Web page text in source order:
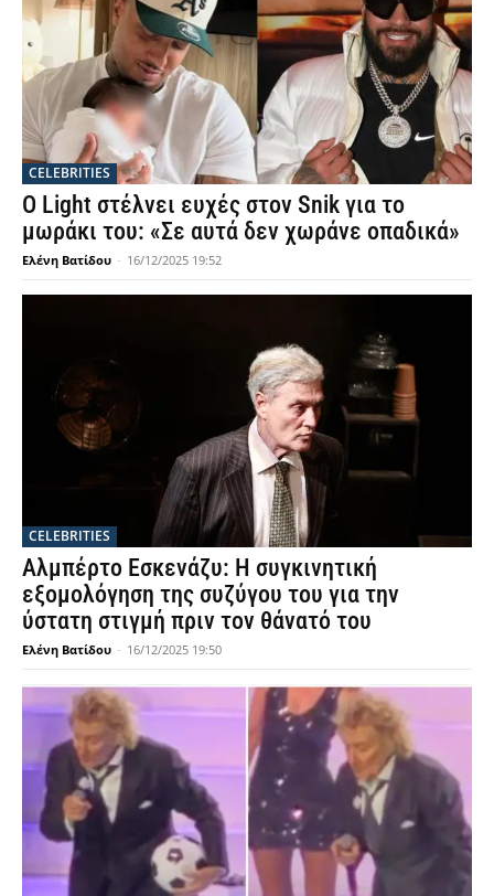
CELEBRITIES
Ο Light στέλνει ευχές στον Snik για το
μωράκι του: «Σε αυτά δεν χωράνε οπαδικά»
Ελένη Βατίδου - 16/12/2025 19:52
CELEBRITIES
Αλμπέρτο Εσκενάζυ: Η συγκινητική
εξομολόγηση της συζύγου του για την
ύστατη στιγμή πριν τον θάνατό του
Ελένη Βατίδου - 16/12/2025 19:50